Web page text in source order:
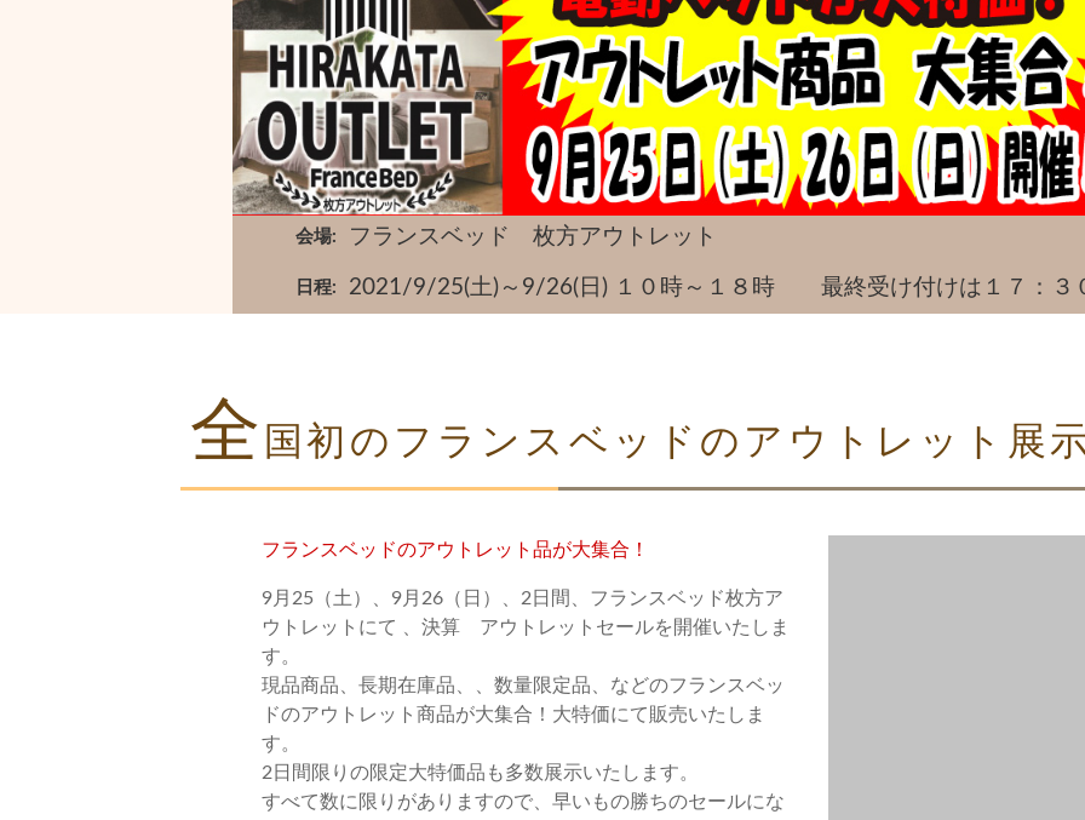
会場 フランスベッド 枚方アウトレット
日程 2021/9/25(土)～9/26(日) １０時～１８時 最終受け付けは１７：３
全 国初のフランスベッドのアウトレット展
フランスベッドのアウトレット品が大集合！
9月25（土）、9月26（日）、2日間、フランスベッド枚方ア
ウトレットにて 、決算 アウトレットセールを開催いたしま
す。
現品商品、長期在庫品、、数量限定品、などのフランスベッ
ドのアウトレット商品が大集合！大特価にて販売いたしま
す。
2日間限りの限定大特価品も多数展示いたします。
すべて数に限りがありますので、早いもの勝ちのセールにな